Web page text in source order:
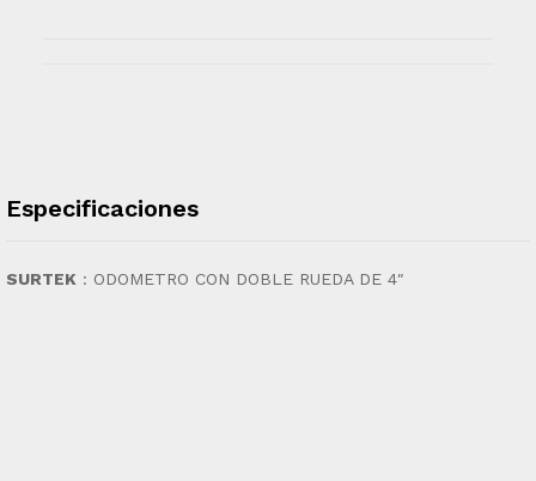
Especificaciones
SURTEK : ODOMETRO CON DOBLE RUEDA DE 4″